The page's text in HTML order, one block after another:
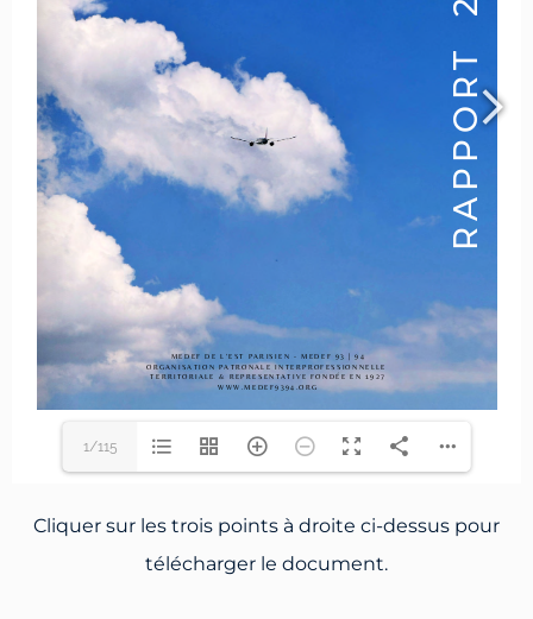
1/115
Cliquer sur les trois points à droite ci-dessus pour
télécharger le document.